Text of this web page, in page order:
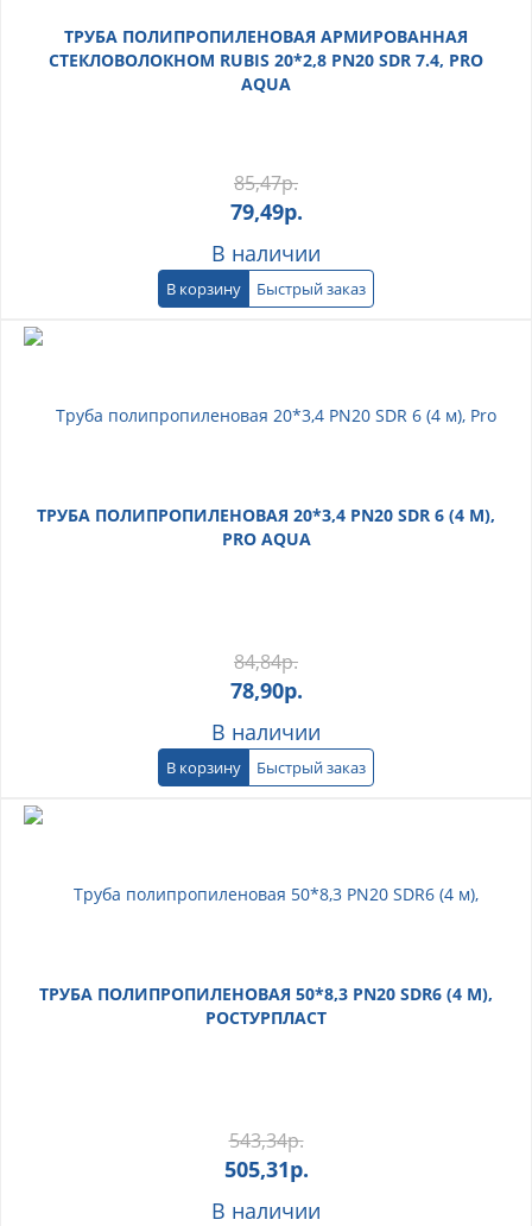
ТРУБА ПОЛИПРОПИЛЕНОВАЯ АРМИРОВАННАЯ
СТЕКЛОВОЛОКНОМ RUBIS 20*2,8 PN20 SDR 7.4, PRO
AQUA
85,47р.
79,49р.
В наличии
В корзину Быстрый заказ
ТРУБА ПОЛИПРОПИЛЕНОВАЯ 20*3,4 PN20 SDR 6 (4 М),
PRO AQUA
84,84р.
78,90р.
В наличии
В корзину Быстрый заказ
ТРУБА ПОЛИПРОПИЛЕНОВАЯ 50*8,3 PN20 SDR6 (4 М),
РОСТУРПЛАСТ
543,34р.
505,31р.
В наличии